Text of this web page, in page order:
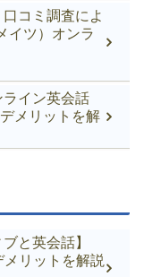
口コミ調査によ
イツ）オンラ
ライン英会話
メリットを解
と英会話】
メリットを解説